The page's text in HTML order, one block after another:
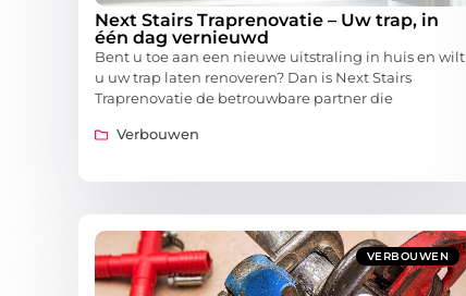
Next Stairs Traprenovatie – Uw trap, in
één dag vernieuwd
Bent u toe aan een nieuwe uitstraling in huis en wilt
u uw trap laten renoveren? Dan is Next Stairs
Traprenovatie de betrouwbare partner die
Verbouwen
VERBOUWEN